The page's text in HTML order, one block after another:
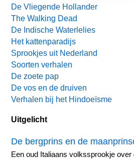
De Vliegende Hollander
The Walking Dead
De Indische Waterlelies
Het kattenparadijs
Sprookjes uit Nederland
Soorten verhalen
De zoete pap
De vos en de druiven
Verhalen bij het Hindoeïsme
Uitgelicht
De bergprins en de
Een oud Italiaans volkssprookje over